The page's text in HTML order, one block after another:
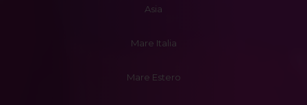
Asia
Mare Italia
Mare Estero